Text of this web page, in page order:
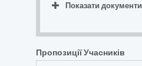
Показати документи
Пропозиції Учасників